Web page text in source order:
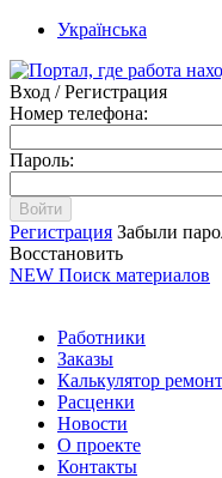
Українська
Вход / Регистрация
Номер телефона:
Пароль:
Войти
Регистрация Забыли
Восстановить
NEW Поиск материалов
Работники
Заказы
Калькулятор
Расценки
Новости
О проекте
Контакты